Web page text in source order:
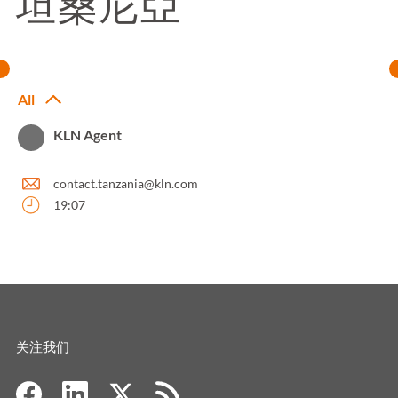
All
KLN Agent
contact.tanzania@kln.com
19:07
关注我们